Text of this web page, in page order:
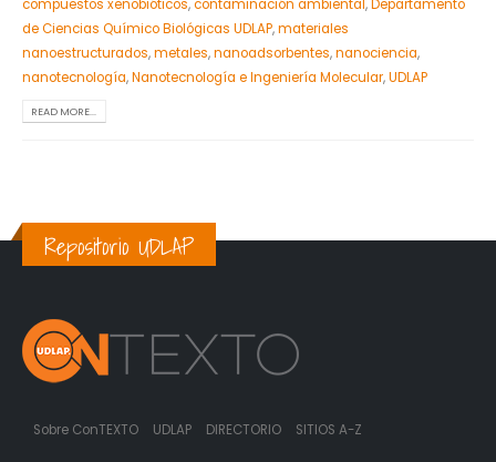
compuestos xenobióticos,contaminación ambiental,Departamento
de Ciencias Químico Biológicas UDLAP,materiales
nanoestructurados,metales,nanoadsorbentes,nanociencia,
nanotecnología,Nanotecnología e Ingeniería Molecular,UDLAP
READ MORE...
Repositorio UDLAP
Sobre ConTEXTO UDLAP DIRECTORIO SITIOS A-Z